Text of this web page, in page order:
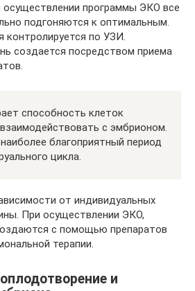
осуществлении программы ЭКО все
подгоняются к оптимальным.
контролируется по УЗИ.
создается посредством приема
способность клеток
с эмбрионом.
благоприятный период
цикла.
от индивидуальных
При осуществлении ЭКО,
с помощью препаратов
терапии.
и